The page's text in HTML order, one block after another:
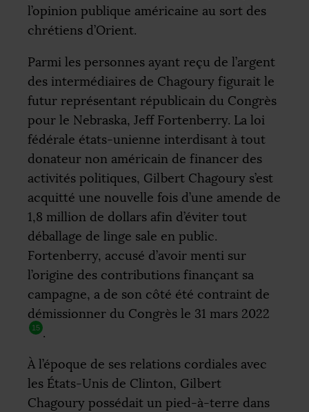
l’opinion publique américaine au sort des
chrétiens d’Orient.
Parmi les personnes ayant reçu de l’argent
des intermédiaires de Chagoury figurait le
futur représentant républicain du Congrès
pour le Nebraska, Jeff Fortenberry. La loi
fédérale états-unienne interdisant à tout
donateur non américain de financer des
activités politiques, Gilbert Chagoury s’est
acquitté une nouvelle fois d’une amende de
1,8 million de dollars afin d’éviter tout
déballage de linge sale en public.
Fortenberry, accusé d’avoir menti sur
l’origine des contributions finançant sa
campagne, a de son côté été contraint de
démissionner du Congrès le 31 mars 2022
15 .
À l’époque de ses relations cordiales avec
les États-Unis de Clinton, Gilbert
Chagoury possédait un pied-à-terre dans